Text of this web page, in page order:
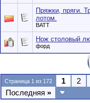
Пряжки, пряги.
лотом.
BATT
Нож столовый
форд
Страница 1 из 172 1 2
Последняя »